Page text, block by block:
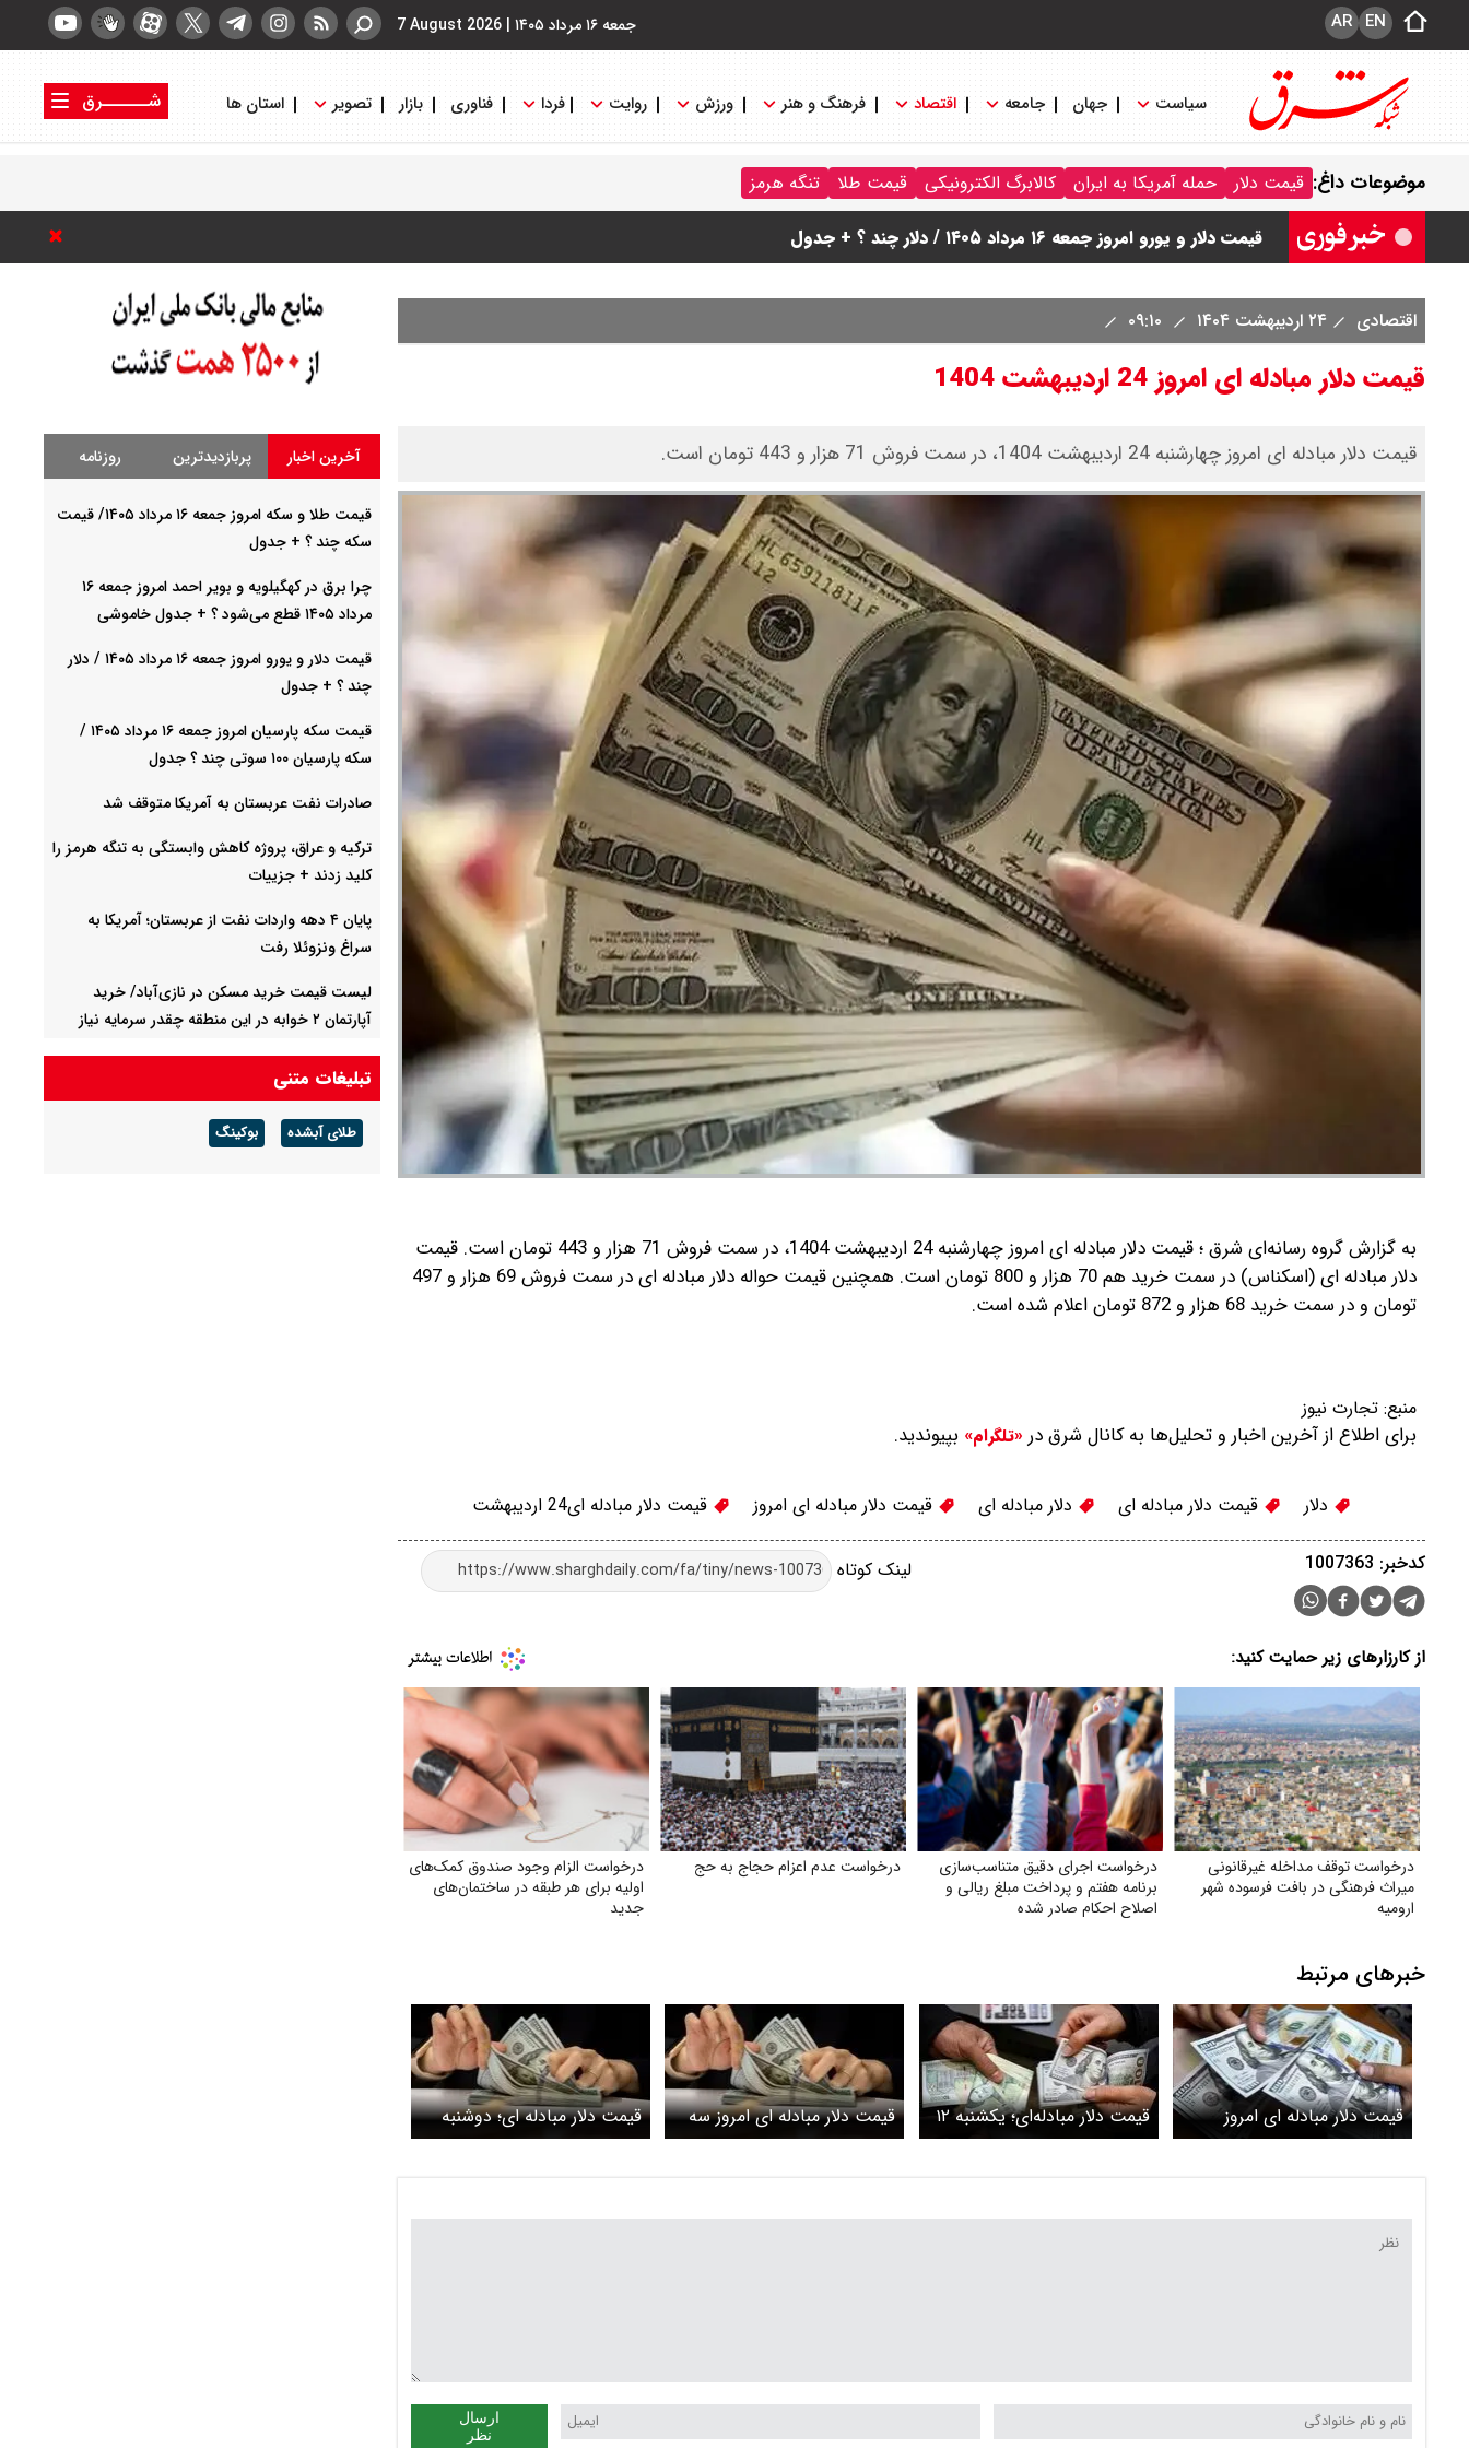
جمعه ۱۶ مرداد ۱۴۰۵ |
7 August 2026 EN
AR
سیاست جهان جامعه اقتصاد فرهنگ و هنر ورزش روایت فردا فناوری بازار تصویر استان ها
شــــــرق
موضوعات داغ: قیمت دلار حمله آمریکا به ایران کالابرگ الکترونیکی قیمت طلا تنگه هرمز
قیمت طلا و سکه امروز جمعه ۱۶ مرداد ۱۴۰۵/ قیمت سکه چند ؟ + جدول
ماجرای صدای انفجار بوشهر چیست ؟
قیمت دلار و یورو امروز جمعه ۱۶ مرداد ۱۴۰۵ / دلار چند ؟ + جدول
ترکیه و عراق، پروژه کاهش وابستگی به تنگه هرمز را کلید زدند + جزییات
اقتصادی ۲۴ اردیبهشت ۱۴۰۴
قیمت دلار مبادله‌ ای امروز 24 اردیبهشت 1404
قیمت دلار مبادله‌ ای امروز چهارشنبه 24 اردیبهشت 1404، در سمت فروش 71 هزار و 443 تومان است.
به گزارش گروه رسانه‌ای شرق ؛ قیمت دلار مبادله‌ ای امروز چهارشنبه 24 اردیبهشت 1404، در سمت فروش 71 هزار و 443 تومان است. قیمت
دلار مبادله ای (اسکناس) در سمت خرید هم 70 هزار و 800 تومان است.
همچنین قیمت حواله دلار مبادله ای در سمت فروش 69 هزار و 497
تومان و در سمت خرید 68 هزار و 872 تومان اعلام شده است.
منبع: تجارت نیوز
برای اطلاع از آخرین اخبار و تحلیل‌ها به کانال شرق در «تلگرام» بپیوندید.
دلار قیمت دلار مبادله ای دلار مبادله ای قیمت دلار مبادله ای امروز قیمت دلار مبادله‌ ای24 اردیبهشت
لینک کوتاه کدخبر: 1007363
از کارزارهای زیر حمایت کنید:
درخواست توقف مداخله غیرقانونی
میراث فرهنگی در بافت فرسوده شهر
ارومیه
درخواست اجرای دقیق متناسب‌سازی
برنامه هفتم و پرداخت مبلغ ریالی و
اصلاح احکام صادر شده
درخواست عدم اعزام حجاج به حج
درخواست الزام وجود صندوق کمک‌های
اولیه برای هر طبقه در ساختمان‌های
جدید
خبرهای مرتبط
قیمت دلار مبادله‌ ای امروز
دوشنبه 25 فروردین 1404
قیمت دلار مبادله‌ای؛ یکشنبه ۱۲
اسفند
قیمت دلار مبادله‌ ای امروز سه
شنبه 23 اردیبهشت 1404
قیمت دلار مبادله ای؛ دوشنبه
۲۲ اردیبهشت
ارسال
نظر
آخرین اخبار پربازدیدترین روزنامه
قیمت طلا و سکه امروز جمعه ۱۶ مرداد ۱۴۰۵/ قیمت
سکه چند ؟ + جدول
چرا برق در کهگیلویه و بویر احمد امروز جمعه ۱۶
مرداد ۱۴۰۵ قطع می‌شود ؟ + جدول خاموشی
قیمت دلار و یورو امروز جمعه ۱۶ مرداد ۱۴۰۵ / دلار
چند ؟ + جدول
قیمت سکه پارسیان امروز جمعه ۱۶ مرداد ۱۴۰۵ /
سکه پارسیان ۱۰۰ سوتی چند ؟ جدول
صادرات نفت عربستان به آمریکا متوقف شد
ترکیه و عراق، پروژه کاهش وابستگی به تنگه هرمز را
کلید زدند + جزییات
پایان ۴ دهه واردات نفت از عربستان؛ آمریکا به
سراغ ونزوئلا رفت
لیست قیمت خرید مسکن در نازی‌آباد/ خرید
آپارتمان ۲ خوابه در این منطقه چقدر سرمایه نیاز
ماجرای اختلال در سامانه‌های تامین اجتماعی
چیست؟
تبلیغات متنی
طلای آبشده بوکینگ